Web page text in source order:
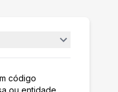
código
ou entidade,